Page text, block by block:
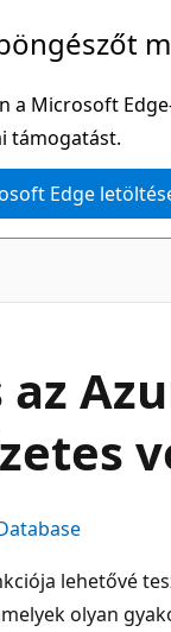
a Microsoft
támogatást.
Edge
lehetővé
olyan